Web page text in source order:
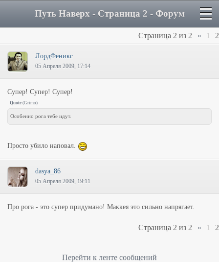
Путь Наверх - Страница 2 - Форум
Страница 2 из 2 « 1 2
ЛордФеникс
05 Апреля 2009, 17:14
Супер! Супер! Супер!
Quote (Grimo)
Особенно рога тебе идут.
Просто убило наповал.
dasya_86
05 Апреля 2009, 19:11
Про рога - это супер придумано! Маккея это сильно напрягает.
Страница 2 из 2 « 1 2
Перейти к ленте сообщений